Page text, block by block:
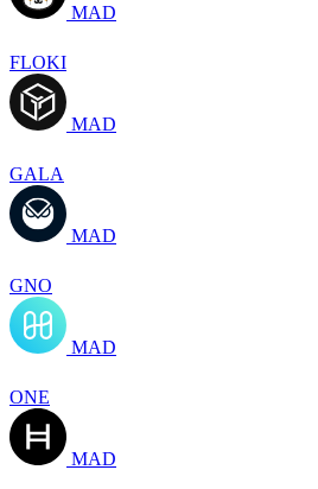
MAD
FLOKI
MAD
GALA
MAD
GNO
MAD
ONE
MAD